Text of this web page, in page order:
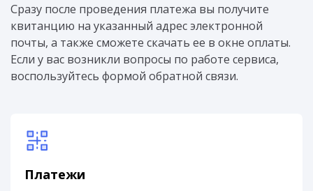
Сразу после проведения платежа вы получите
квитанцию на указанный адрес электронной
почты, а также сможете скачать ее в окне оплаты.
Если у вас возникли вопросы по работе сервиса,
воспользуйтесь формой обратной связи.
Платежи